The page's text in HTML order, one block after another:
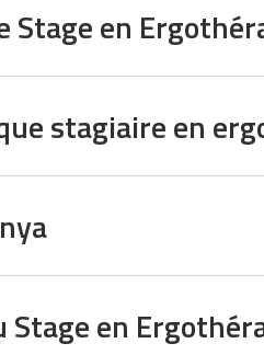
en
stagiaire en
en